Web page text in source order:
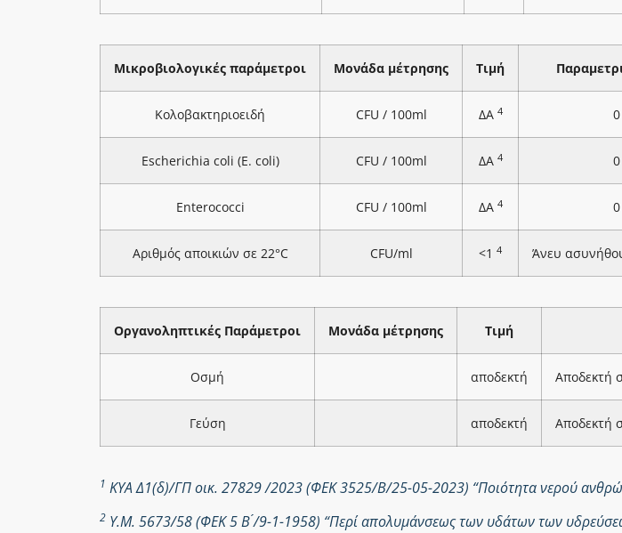
Μικροβιολογικές παράμετροι Μονάδα μέτρησης Τιμή
Κολοβακτηριοειδή CFU / 100ml ΔΑ 4 0
Escherichia coli (E. coli) CFU / 100ml ΔΑ 4 0
Enterococci CFU / 100ml ΔΑ 4 0
Αριθμός αποικιών σε 22°C CFU/ml <1 4 Άνευ
Οργανοληπτικές Παράμετροι Μονάδα μέτρησης Τιμή
Οσμή αποδεκτή Αποδεκτή
Γεύση αποδεκτή Αποδεκτή
1 ΚΥΑ Δ1(δ)/ΓΠ οικ. 27829 /2023 (ΦΕΚ 3525/Β/25-05-2023) “Ποιότητα νερού
2 Υ.Μ. 5673/58 (ΦΕΚ 5 Β ́/9-1-1958) “Περί απολυμάνσεως των υδάτων των